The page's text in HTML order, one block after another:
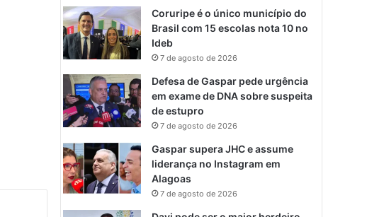
Coruripe é o único município do
Brasil com 15 escolas nota 10 no
Ideb
7 de agosto de 2026
Defesa de Gaspar pede urgência
em exame de DNA sobre suspeita
de estupro
7 de agosto de 2026
Gaspar supera JHC e assume
liderança no Instagram em
Alagoas
7 de agosto de 2026